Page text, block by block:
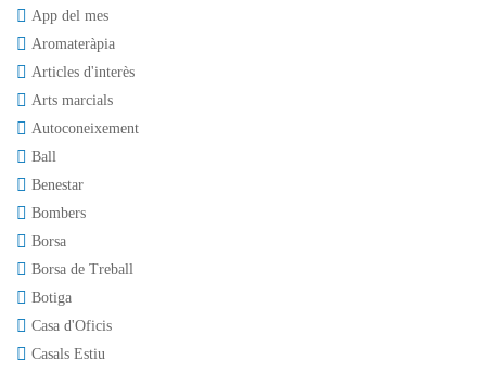
App del mes
Aromateràpia
Articles d'interès
Arts marcials
Autoconeixement
Ball
Benestar
Bombers
Borsa
Borsa de Treball
Botiga
Casa d'Oficis
Casals Estiu